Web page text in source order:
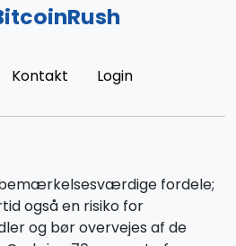
Kontakt Login
fordele;
også en risiko for
og bør overvejes af de